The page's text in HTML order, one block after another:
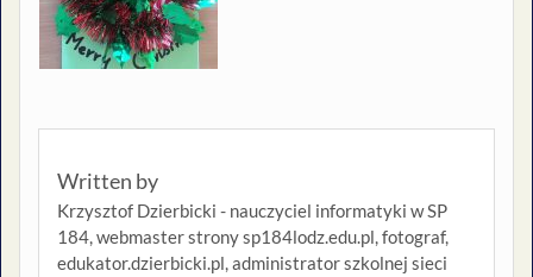
Written by
Krzysztof Dzierbicki - nauczyciel informatyki w SP
184, webmaster strony sp184lodz.edu.pl, fotograf,
edukator.dzierbicki.pl, administrator szkolnej sieci